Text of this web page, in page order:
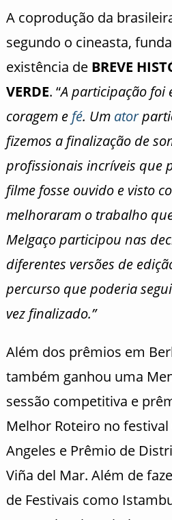
A coprodução da
segundo o cineasta,
existência de BREVE
VERDE. “A participação foi
coragem e fé. Um ator
fizemos a finalização de
profissionais incríveis que
filme fosse ouvido e visto
melhoraram o trabalho
Melgaço participou nas
diferentes versões de
percurso que poderia
vez finalizado.”
Além dos prêmios em
também ganhou uma
sessão competitiva e
Melhor Roteiro no festival
Angeles e Prêmio de
Viña del Mar. Além de
de Festivais como